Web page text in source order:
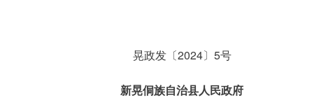
晃政发〔2024〕5号
新晃侗族自治县人民政府